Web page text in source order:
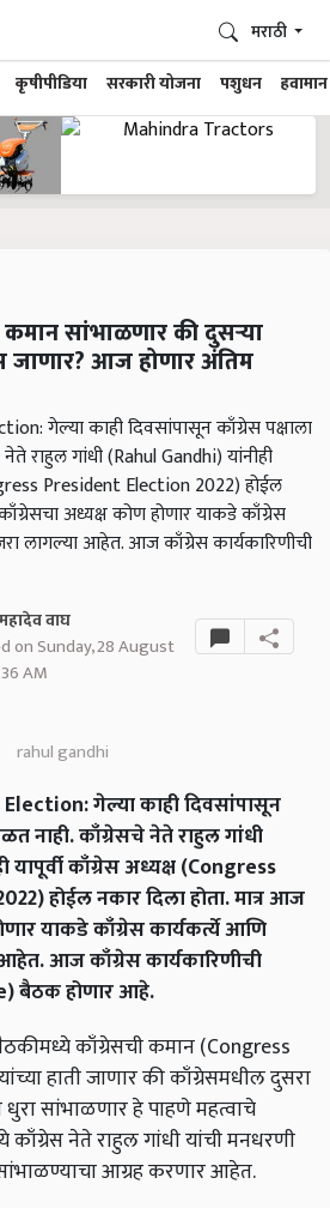
कृषीपीडिया सरकारी योजना पशुधन हवामान
मराठी
कमान सांभाळणार की दुसऱ्या
जाणार? आज होणार अंतिम
गेल्या काही दिवसांपासून काँग्रेस पक्षाला
राहुल गांधी (Rahul Gandhi) यांनीही
President Election 2022) होईल
अध्यक्ष कोण होणार याकडे काँग्रेस
लागल्या आहेत. आज काँग्रेस कार्यकारिणीची
वाघ
on Sunday, 28 August
AM
rahul gandhi
गेल्या काही दिवसांपासून
नाही. काँग्रेसचे नेते राहुल गांधी
यापूर्वी काँग्रेस अध्यक्ष (Congress
होईल नकार दिला होता. मात्र आज
याकडे काँग्रेस कार्यकर्त्ये आणि
आज काँग्रेस कार्यकारिणीची
बैठक होणार आहे.
काँग्रेसची कमान (Congress
हाती जाणार की काँग्रेसमधील दुसरा
धुरा सांभाळणार हे पाहणे महत्वाचे
नेते राहुल गांधी यांची मनधरणी
आग्रह करणार आहेत.